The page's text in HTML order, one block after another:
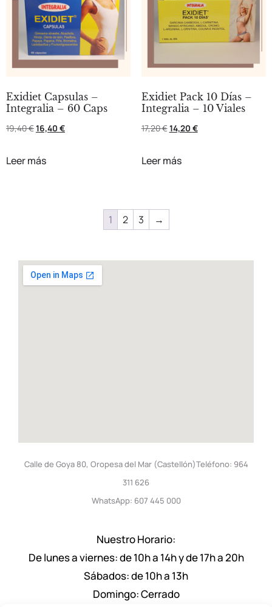
Exidiet Capsulas –
Integralia – 60 Caps
19,40€16,40 €
Leer más
Exidiet Pack 10 Días –
Integralia – 10 Viales
17,20€14,20 €
Leer más
1 2 3 →
Calle de Goya 80, Oropesa del Mar (Castellón)Teléfono: 964
311 626
WhatsApp: 607 445 000
Nuestro Horario:
De lunes a viernes: de 10h a 14h y de 17h a 20h
Sábados: de 10h a 13h
Domingo: Cerrado